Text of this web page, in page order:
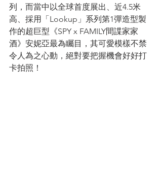
列，而當中以全球首度展出、近4.5米
高、採用「Lookup」系列第1彈造型製
作的超巨型《SPY x FAMILY間諜家家
酒》安妮亞最為矚目，其可愛模樣不禁
令人為之心動，絕對要把握機會好好打
卡拍照！